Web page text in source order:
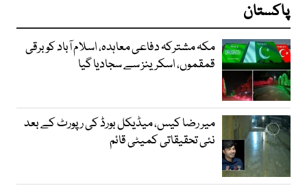
پاکستان
مکہ مشترکہ دفاعی معاہدہ، اسلام آباد کو برقی
قمقموں، اسکرینز سے سجادیا گیا
میر رضا کیس، میڈیکل بورڈ کی رپورٹ کے بعد
نئی تحقیقاتی کمیٹی قائم